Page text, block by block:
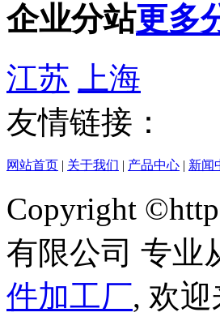
企业分站更多
江苏
上海
友情链接：
网站首页 | 关于我们 | 产品中心 | 新闻
Copyright
有限公司 专业
件加工厂, 欢